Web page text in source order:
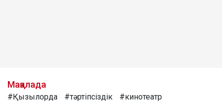
Мақалада
#Қызылорда #тәртіпсіздік #кинотеатр